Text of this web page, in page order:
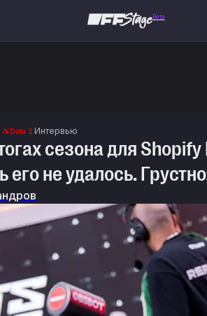
Beta
Dota 2 Интервью
сезона для
его не удалось.